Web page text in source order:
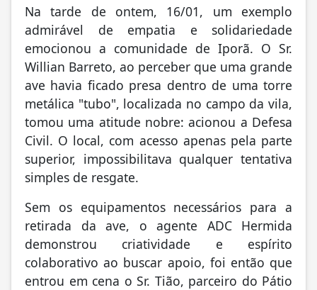
Na tarde de ontem, 16/01, um exemplo
admirável de empatia e solidariedade
emocionou a comunidade de Iporã. O Sr.
Willian Barreto, ao perceber que uma grande
ave havia ficado presa dentro de uma torre
metálica "tubo", localizada no campo da vila,
tomou uma atitude nobre: acionou a Defesa
Civil. O local, com acesso apenas pela parte
superior, impossibilitava qualquer tentativa
simples de resgate.
Sem os equipamentos necessários para a
retirada da ave, o agente ADC Hermida
demonstrou criatividade e espírito
colaborativo ao buscar apoio, foi então que
entrou em cena o Sr. Tião, parceiro do Pátio